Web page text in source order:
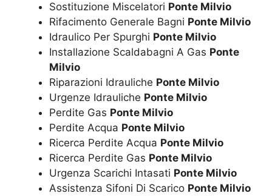
Sostituzione Miscelatori Ponte Milvio
Rifacimento Generale Bagni Ponte Milvio
Idraulico Per Spurghi Ponte Milvio
Installazione Scaldabagni A Gas Ponte
Milvio
Riparazioni Idrauliche Ponte Milvio
Urgenze Idrauliche Ponte Milvio
Perdite Gas Ponte Milvio
Perdite Acqua Ponte Milvio
Ricerca Perdite Acqua Ponte Milvio
Ricerca Perdite Gas Ponte Milvio
Urgenza Scarichi Intasati Ponte Milvio
Assistenza Sifoni Di Scarico Ponte Milvio